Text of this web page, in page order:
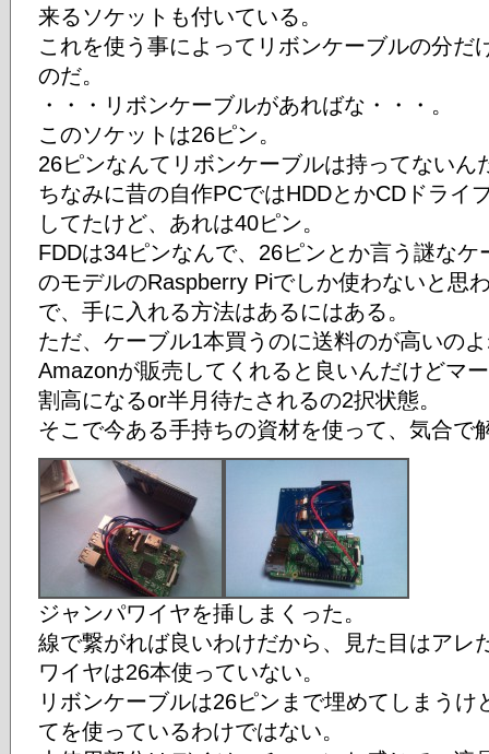
来るソケットも付いている。
これを使う事によってリボンケーブルの分だ
のだ。
・・・リボンケーブルがあればな・・・。
このソケットは26ピン。
26ピンなんてリボンケーブルは持ってないん
ちなみに昔の自作PCではHDDとかCDドライ
してたけど、あれは40ピン。
FDDは34ピンなんで、26ピンとか言う謎な
のモデルのRaspberry Piでしか使わないと思
で、手に入れる方法はあるにはある。
ただ、ケーブル1本買うのに送料のが高いの
Amazonが販売してくれると良いんだけどマ
割高になるor半月待たされるの2択状態。
そこで今ある手持ちの資材を使って、気合で
ジャンパワイヤを挿しまくった。
線で繋がれば良いわけだから、見た目はアレ
ワイヤは26本使っていない。
リボンケーブルは26ピンまで埋めてしまう
てを使っているわけではない。